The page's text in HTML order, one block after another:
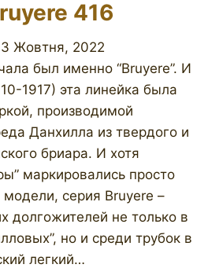
416
Жовтня, 2022
был именно “Bruyere”. И
1917) эта линейка была
производимой
Данхилла из твердого и
бриара. И хотя
маркировались просто
модели, серия Bruyere –
долгожителей не только в
но и среди трубок в
легкий…